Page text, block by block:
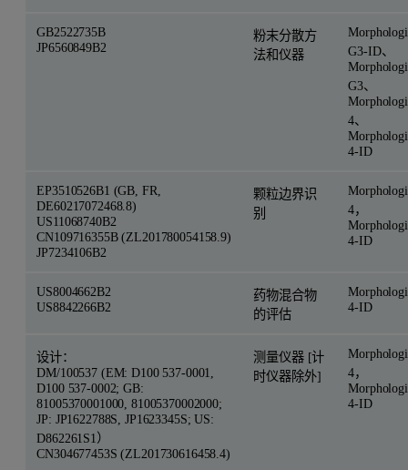
GB2522735B
JP6560849B2
粉末分散方
法和仪器
Morphologi
G3-ID、
Morphologi
G3、
Morphologi
4、
Morphologi
4-ID
EP3510526B1 (GB, FR,
DE60217072468.8)
US11068740B2
CN109716355B (ZL201780054158.9)
JP7234106B2
颗粒边界识
别
Morphologi
4，
Morphologi
4-ID
US8004662B2
US8842266B2
药物混合物
的评估
Morphologi
4-ID
设计：
DM/100537 (EM: D100 537-0001,
D100 537-0002; GB:
81005370001000, 81005370002000;
JP: JP1622788S, JP1623345S; US:
D862261S1）
CN304677453S (ZL201730616458.4)
测量仪器 [计
时仪器除外]
Morphologi
4，
Morphologi
4-ID